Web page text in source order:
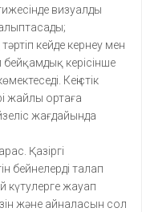
визуалды
кейде кернеу мен
бейқамдық керісінше
Кеңістік
жайлы ортаға
жағдайында
Қазіргі
бейнелерді талап
күтулерге жауап
және айналасын сол